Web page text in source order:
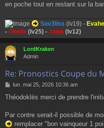
en poche tout en restant sur la
Sov3liss (lv19) - Evahell
- Obelix (lv25) - Jawa (lv12)
LordKraken
Admin
Re: Pronostics Coupe du
M
s
a
g
lun. mai 25, 2026 10:36 am
Théodoklès merci de prendre
Par contre serait-il possible de
remplacer "bon vainqueur 1